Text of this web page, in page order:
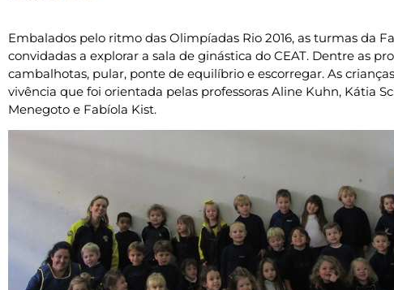
Embalados pelo ritmo das Olimpíadas Rio 2016, as turmas da
convidadas a explorar a sala de ginástica do CEAT. Dentre as
cambalhotas, pular, ponte de equilíbrio e escorregar. As
vivência que foi orientada pelas professoras Aline Kuhn, Kátia
Menegoto e Fabíola Kist.